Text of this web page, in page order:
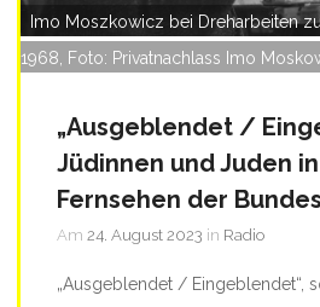
Imo Moszkowicz bei Dreharbeiten zu
1968, Foto: Privatnachlass Imo
„Ausgeblendet /
Jüdinnen und Juden
Fernsehen der
Am 24. August 2023 in Radio
„Ausgeblendet / Eingeblendet“,